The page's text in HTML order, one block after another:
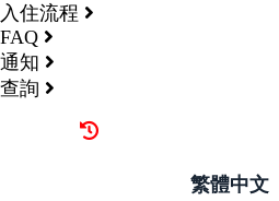
入住流程
FAQ
通知
查詢
繁體中文